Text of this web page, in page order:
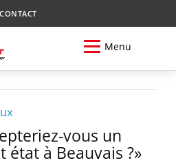
CONTACT
Menu
vous un
état à Beauvais ?»